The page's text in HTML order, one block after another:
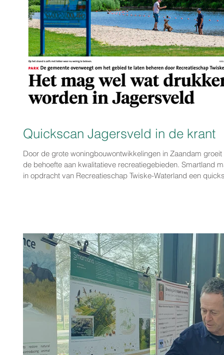
Quickscan Jagersveld in de krant
Door de grote woningbouwontwikkelingen in Zaandam groeit
de behoefte aan kwalitatieve recreatiegebieden. Smartland
in opdracht van Recreatieschap Twiske-Waterland een